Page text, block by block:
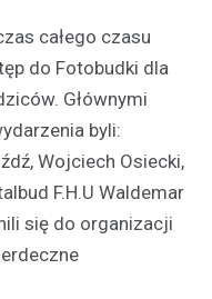
całego czasu
do Fotobudki dla
Głównymi
byli:
Wojciech Osiecki,
F.H.U Waldemar
się do organizacji